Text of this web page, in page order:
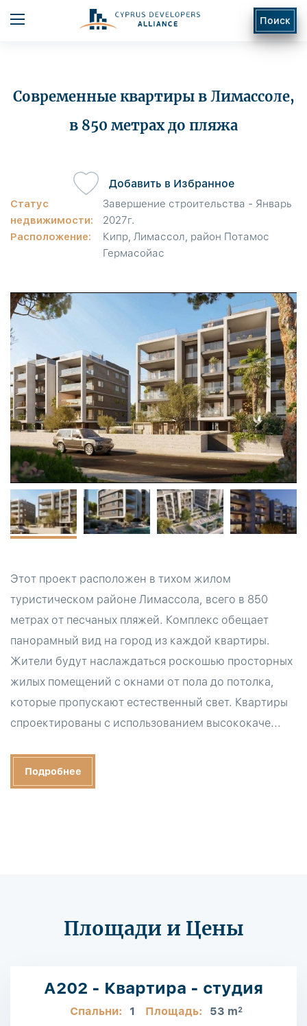
Поиск
Современные квартиры в Лимассоле,
в 850 метрах до пляжа
Статус
недвижимости:
Завершение строительства - Январь
2027г.
Расположение:
Кипр, Лимассол, район Потамос
Гермасойас
Добавить в Избранное
Этот проект расположен в тихом жилом
туристическом районе Лимассола, всего в 850
метрах от песчаных пляжей. Комплекс обещает
панорамный вид на город из каждой квартиры.
Жители будут наслаждаться роскошью просторных
жилых помещений с окнами от пола до потолка,
которые пропускают естественный свет. Квартиры
спроектированы с использованием высококаче...
Подробнее
Площади и Цены
A202 - Квартира - студия
Спальни: 1 Площадь: 53 m2